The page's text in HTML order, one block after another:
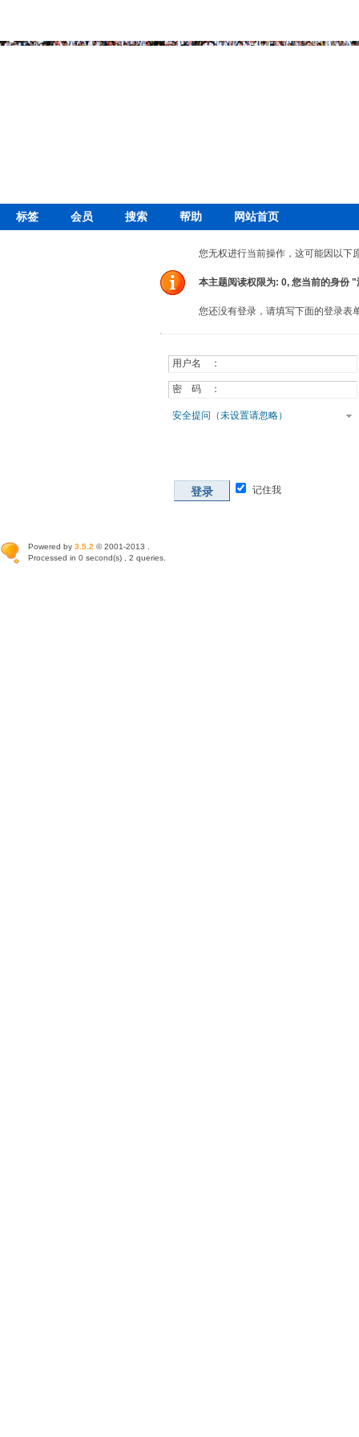
标签 会员 搜索 帮助 网站首页
您无权进行当前操作，这可能因以下
本主题阅读权限为: 0, 您当前的身份
您还没有登录，请填写下面的登录表
用户名 ：
密 码 ：
安全提问（未设置请忽略）
登录 记住我
Powered by 3.5.2 © 2001-2013 .
Processed in 0 second(s) , 2 queries.